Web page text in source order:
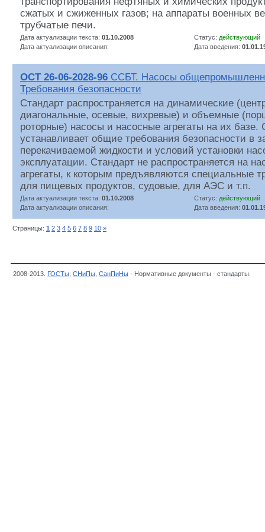
сжатых и сжиженных газов; на аппараты военных
трубчатые печи.
Дата актуализации текста: 01.10.2008 Статус: действующий
Дата актуализации описания:
Дата введения:
ОСТ 26-06-2028-96 ССБТ. Насосы
Требования безопасности
Стандарт распространяется на динамические
диагональные, осевые, вихревые) и объемные
роторные) насосы и насосные агрегаты на их базе.
устанавливает общие требования безопасности в
перекачиваемой жидкости и условий установки
эксплуатации. Стандарт не распространяется на
агрегаты, к которым предъявляются специальные
для пищевых продуктов, судовые, для АЭС и т.п.
Дата актуализации текста: 01.10.2008 Статус: действующий
Дата актуализации описания:
Дата введения:
Страницы: 1 2 3 4 5 6 7 8 9 10 »
2008-2013. ГОСТы СНиПы СанПиНы - Нормативные документы - стандарты.